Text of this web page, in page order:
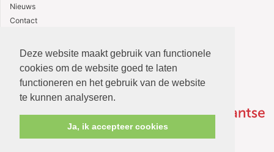
Deze website maakt gebruik van functionele
cookies om de website goed te laten
functioneren en het gebruik van de website
te kunnen analyseren.
Ja, ik accepteer cookies
Nieuws
Contact